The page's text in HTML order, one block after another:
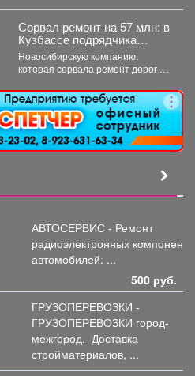
Сорвал ремонт на 57 млн: в
Кузбассе подрядчика
внесли в "черный список"
Новосибирскую компанию,
которая сорвала ремонт дорог в
рублей, внесли в реестр...
АВТОСЕРВИС - Ремонт
радиоэлектронных
автомобилей: ...
500 руб.
ГРУЗОПЕРЕВОЗКИ -
ГРУЗОПЕРЕВОЗКИ город-
межгород. Доставка
стройматериалов, ...